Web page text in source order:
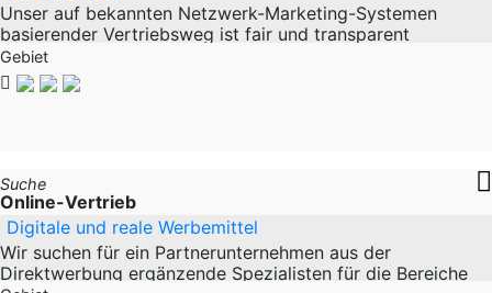
Unser auf bekannten Netzwerk-Marketing-Systemen
basierender Vertriebsweg ist fair und transparent
gestaltet. Wir haben keine Beitritts-Gebühren,
Gebiet
Suche
Online-Vertrieb
Digitale und reale Werbemittel
Wir suchen für ein Partnerunternehmen aus der
Direktwerbung ergänzende Spezialisten für die Bereiche